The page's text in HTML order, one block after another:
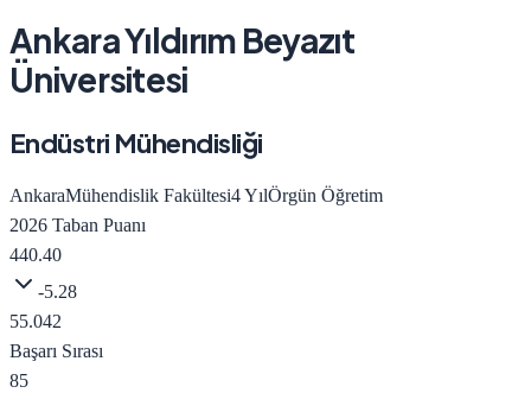
Ankara Yıldırım Beyazıt
Üniversitesi
Endüstri Mühendisliği
AnkaraMühendislik Fakültesi4YılÖrgün Öğretim
2026 Taban Puanı
440.40
-5.28
55.042
Başarı Sırası
85